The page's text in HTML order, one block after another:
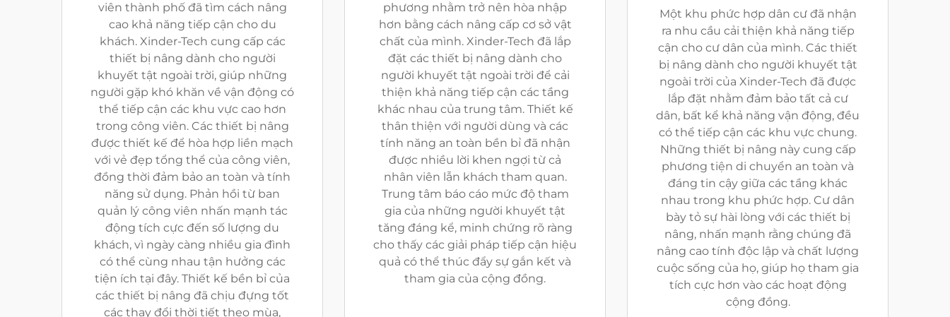
viên thành phố đã tìm cách nâng
cao khả năng tiếp cận cho du
khách. Xinder-Tech cung cấp các
thiết bị nâng dành cho người
khuyết tật ngoài trời, giúp những
người gặp khó khăn về vận động có
thể tiếp cận các khu vực cao hơn
trong công viên. Các thiết bị nâng
được thiết kế để hòa hợp liền mạch
với vẻ đẹp tổng thể của công viên,
đồng thời đảm bảo an toàn và tính
năng sử dụng. Phản hồi từ ban
quản lý công viên nhấn mạnh tác
động tích cực đến số lượng du
khách, vì ngày càng nhiều gia đình
có thể cùng nhau tận hưởng các
tiện ích tại đây. Thiết kế bền bỉ của
các thiết bị nâng đã chịu đựng tốt
các thay đổi thời tiết theo mùa,
phương nhằm trở nên hòa nhập
hơn bằng cách nâng cấp cơ sở vật
chất của mình. Xinder-Tech đã lắp
đặt các thiết bị nâng dành cho
người khuyết tật ngoài trời để cải
thiện khả năng tiếp cận các tầng
khác nhau của trung tâm. Thiết kế
thân thiện với người dùng và các
tính năng an toàn bền bỉ đã nhận
được nhiều lời khen ngợi từ cả
nhân viên lẫn khách tham quan.
Trung tâm báo cáo mức độ tham
gia của những người khuyết tật
tăng đáng kể, minh chứng rõ ràng
cho thấy các giải pháp tiếp cận hiệu
quả có thể thúc đẩy sự gắn kết và
tham gia của cộng đồng.
Một khu phức hợp dân cư đã nhận
ra nhu cầu cải thiện khả năng tiếp
cận cho cư dân của mình. Các thiết
bị nâng dành cho người khuyết tật
ngoài trời của Xinder-Tech đã được
lắp đặt nhằm đảm bảo tất cả cư
dân, bất kể khả năng vận động, đều
có thể tiếp cận các khu vực chung.
Những thiết bị nâng này cung cấp
phương tiện di chuyển an toàn và
đáng tin cậy giữa các tầng khác
nhau trong khu phức hợp. Cư dân
bày tỏ sự hài lòng với các thiết bị
nâng, nhấn mạnh rằng chúng đã
nâng cao tính độc lập và chất lượng
cuộc sống của họ, giúp họ tham gia
tích cực hơn vào các hoạt động
cộng đồng.